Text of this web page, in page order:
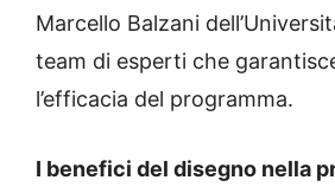
Marcello Balzani
team di esperti che
l’efficacia del programma.
I benefici del disegno nella